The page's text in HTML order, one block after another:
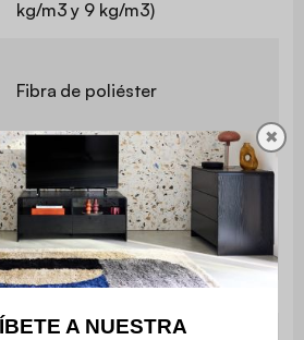
kg/m3 y 9 kg/m3)
Fibra de poliéster
92 cm
65 cm
✖